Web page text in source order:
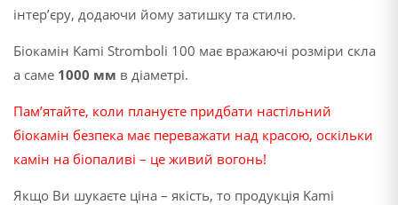
інтер’єру, додаючи йому затишку та стилю.
Біокамін Kami Stromboli 100 має вражаючі розміри скла
а саме 1000 мм в діаметрі.
Пам’ятайте, коли плануєте придбати настільний
біокамін безпека має переважати над красою, оскільки
камін на біопаливі – це живий вогонь!
Якщо Ви шукаєте ціна – якість, то продукція Kami